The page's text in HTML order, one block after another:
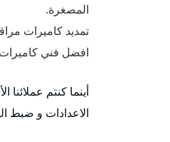
المصغرة.
تمديد كاميرات
افضل فني كاميرات
أينما كنتم عملائنا
الاعدادات و ضبط